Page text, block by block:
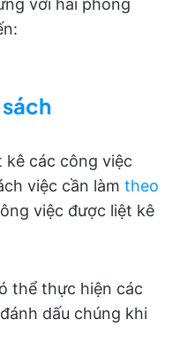
với hai phong
kê các công việc
việc cần làm theo
việc được liệt kê
thể thực hiện các
dấu chúng khi